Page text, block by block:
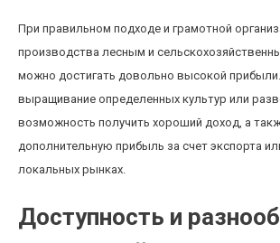
При правильном подходе и грамотной
производства лесным и
можно достигать довольно высокой
выращивание определенных культур или
возможность получить хороший доход, а
дополнительную прибыль за счет экспорта
локальных рынках.
Доступность и